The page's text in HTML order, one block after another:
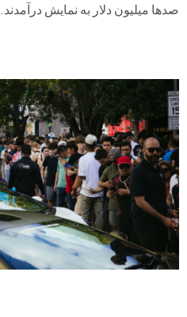
صدها میلیون دلار به نمایش درآمدند.